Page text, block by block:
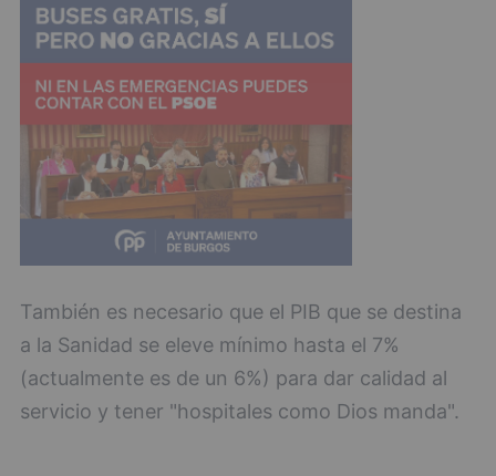
También es necesario que el PIB que se destina
a la Sanidad se eleve mínimo hasta el 7%
(actualmente es de un 6%) para dar calidad al
servicio y tener "hospitales como Dios manda".